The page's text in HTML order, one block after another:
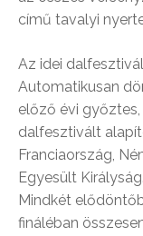
című tavalyi
Az idei
Automatikusan
előző évi
dalfesztivált
Franciaország,
Egyesült Királyság.
Mindkét
fináléban